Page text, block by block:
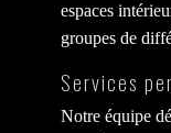
espaces
groupes de
Services
Notre équipe